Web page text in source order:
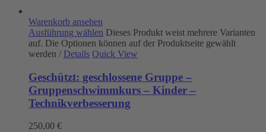
Warenkorb ansehen
Ausführung wählen Dieses Produkt weist mehrere Varianten
auf. Die Optionen können auf der Produktseite gewählt
werden / Details Quick View
Geschützt: geschlossene Gruppe –
Gruppenschwimmkurs – Kinder –
Technikverbesserung
250,00 €